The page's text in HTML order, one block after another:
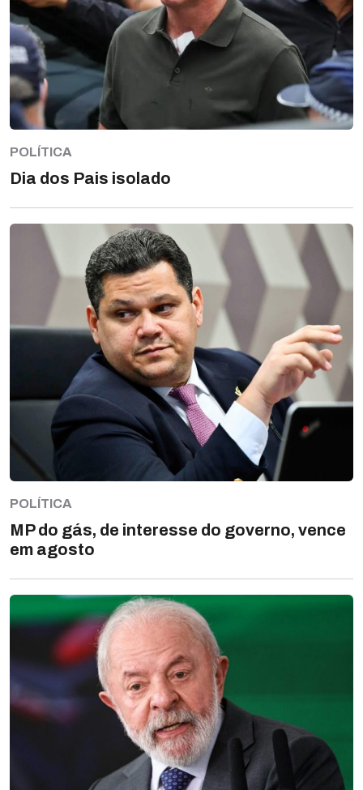
POLÍTICA
Dia dos Pais isolado
POLÍTICA
MP do gás, de interesse do governo, vence
em agosto